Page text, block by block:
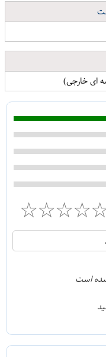
ای خارجی)
☆
☆
☆
☆
است